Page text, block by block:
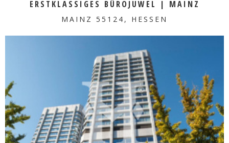
ERSTKLASSIGES BÜROJUWEL | MAINZ
MAINZ 55124, HESSEN
MEHR ERFAHREN